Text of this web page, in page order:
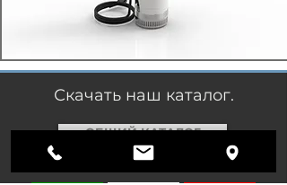
Скачать наш каталог.
ОБЩИЙ КАТАЛОГ